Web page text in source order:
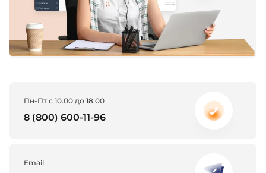
Пн-Пт с 10.00 до 18.00
8 (800) 600-11-96
Email